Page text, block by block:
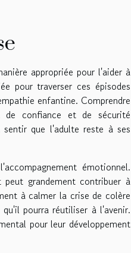
appropriée pour l'aider à
pour traverser ces épisodes
enfantine. Comprendre
de confiance et de sécurité
que l'adulte reste à ses
émotionnel.
grandement contribuer à
à calmer la crise de colère
pourra réutiliser à l'avenir.
pour leur développement